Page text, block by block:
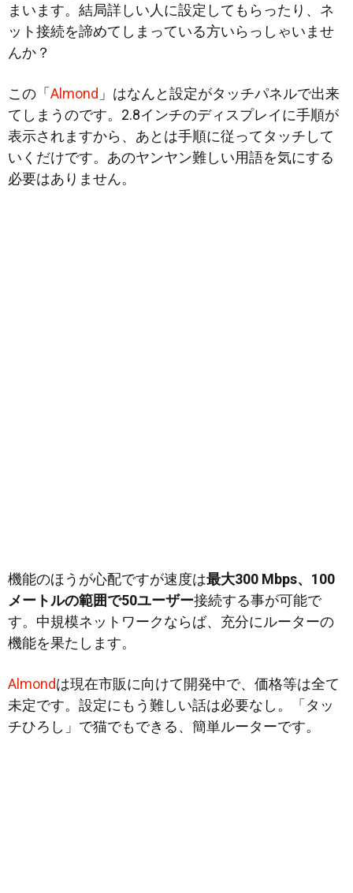
まいます。結局詳しい人に設定してもらったり、ネ
ット接続を諦めてしまっている方いらっしゃいませ
んか？
この「Almond 」はなんと設定がタッチパネルで出来
てしまうのです。2.8インチのディスプレイに手順が
表示されますから、あとは手順に従ってタッチして
いくだけです。あのヤンヤン難しい用語を気にする
必要はありません。
機能のほうが心配ですが速度は最大300 Mbps、100
メートルの範囲で50ユーザー接続する事が可能で
す。中規模ネットワークならば、充分にルーターの
機能を果たします。
Almondは現在市販に向けて開発中で、価格等は全て
未定です。設定にもう難しい話は必要なし。「タッ
チひろし」で猫でもできる、簡単ルーターです。